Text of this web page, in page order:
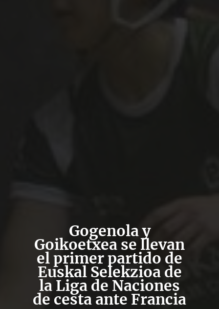
Gogenola y
Goikoetxea se llevan
el primer partido de
Euskal Selekzioa de
la Liga de Naciones
de cesta ante Francia